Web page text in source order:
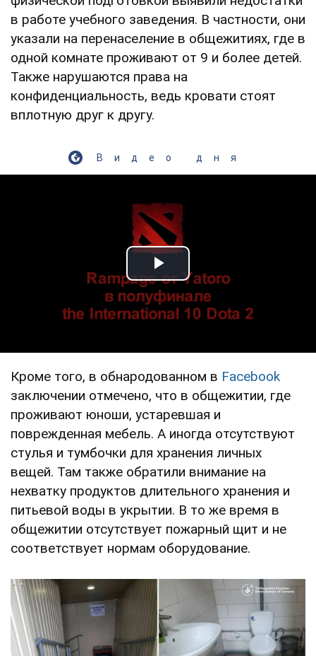
в работе учебного заведения. В частности, они
указали на перенаселение в общежитиях, где в
одной комнате проживают от 9 и более детей.
Также нарушаются права на
конфиденциальность, ведь кровати стоят
вплотную друг к другу.
Видео дня
Play Video
Кроме того, в обнародованном в Facebook
заключении отмечено, что в общежитии, где
проживают юноши, устаревшая и
поврежденная мебель. А иногда отсутствуют
стулья и тумбочки для хранения личных
вещей. Там также обратили внимание на
нехватку продуктов длительного хранения и
питьевой воды в укрытии. В то же время в
общежитии отсутствует пожарный щит и не
соответствует нормам оборудование.